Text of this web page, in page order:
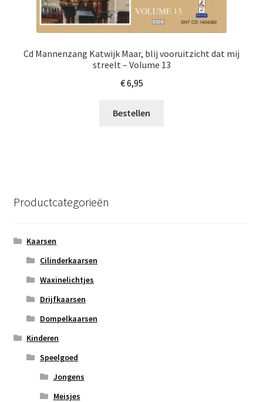
Cd Mannenzang Katwijk Maar, blij vooruitzicht dat mij
streelt – Volume 13
€6,95
Bestellen
Productcategorieën
Kaarsen
Cilinderkaarsen
Waxinelichtjes
Drijfkaarsen
Dompelkaarsen
Kinderen
Speelgoed
Jongens
Meisjes